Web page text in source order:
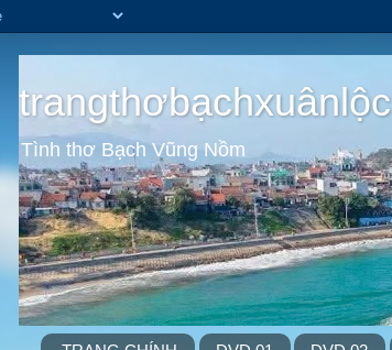
trangthơbạchxuânlộc
Tình thơ Bạch Vũng Nồm